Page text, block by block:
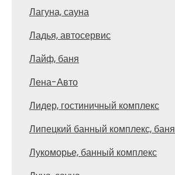
Лагуна, сауна
Ладья, автосервис
Лайф, баня
Лена-Авто
Лидер, гостиничный комплекс
Липецкий банный комплекс, баня
Лукоморье, банный комплекс